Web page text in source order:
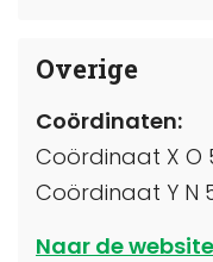
Overige
Coördinaten:
Coördinaat X O
Coördinaat Y N
Naar de